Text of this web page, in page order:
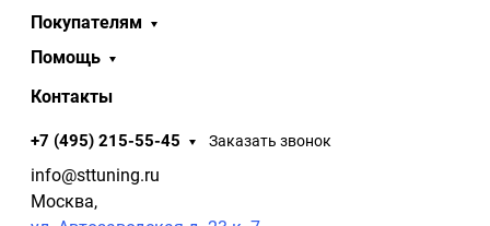
Покупателям
Помощь
Контакты
+7 (495) 215-55-45 Заказать звонок
info@sttuning.ru
Москва,